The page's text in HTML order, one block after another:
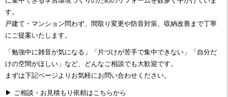
す。
戸建て・マンション問わず、間取り変更や防音対策、収納改善まで丁寧
にご提案いたします。
「勉強中に雑音が気になる」「片づけが苦手で集中できない」「自分だ
けの空間がほしい」など、どんなご相談でも大歓迎です。
まずは下記ページよりお気軽にお問い合わせください。
▶ ご相談・お見積もり依頼はこちらから